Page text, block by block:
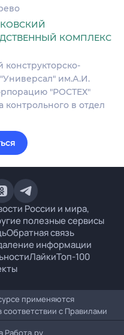
КОМПЛЕКС
им.А.И.
"РОСТЕХ"
контрольного в отдел
России и мира,
полезные сервисы
Обратная связь
информации
ЛайкиТоп-100
применяются
с Правилами
Работа.ру